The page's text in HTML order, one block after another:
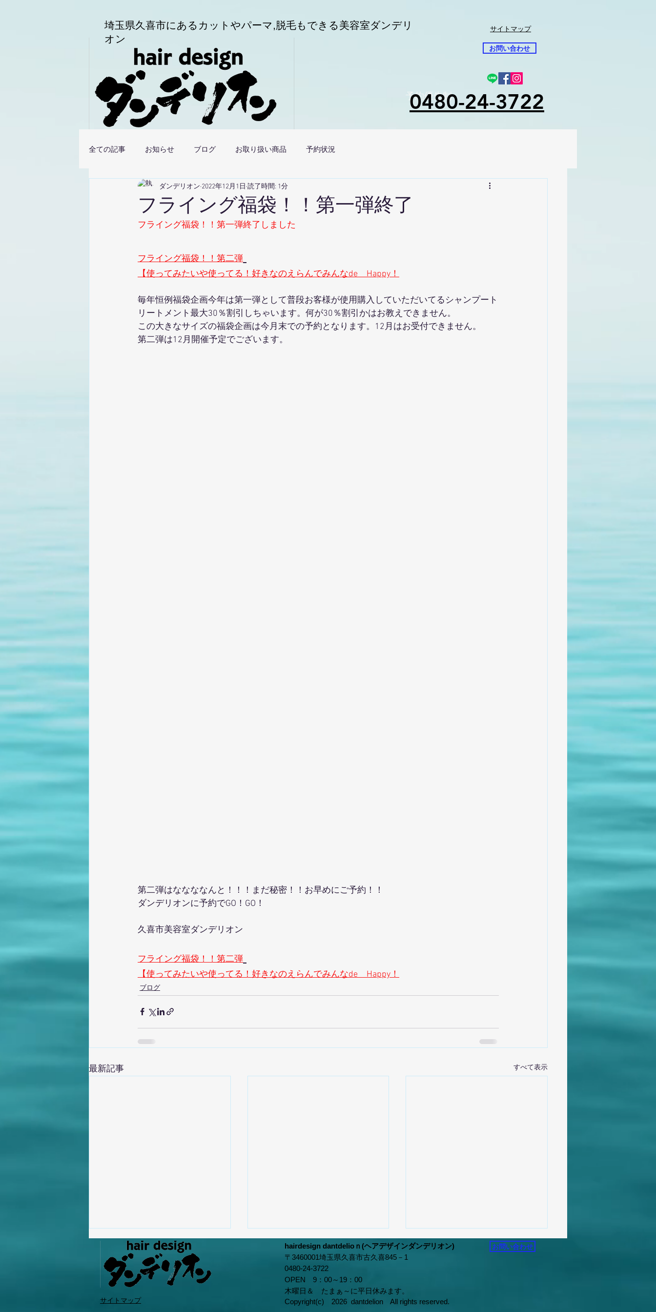
埼玉県久喜市にある カットやパーマ,脱毛もできる美容室ダンデリ
オン
お問い合わせ
予約優先制
0480-24-3722
サイトマップ
全ての記事 お知らせ ブログ お取り扱い商品 予約状況
フライング福袋！！第一弾終了
ダンデリオン 2022年12月1日 読了時間: 1分
フライング福袋！！第一弾終了しました
フライング福袋！！第二弾
【使ってみたいや使ってる！好きなのえらんでみんなde　Happy！
毎年恒例福袋企画今年は第一弾として普段お客様が使用購入していただいてるシャンプート
リートメント最大30％割引しちゃいます。何が30％割引かはお教えできません。
この大きなサイズの福袋企画は今月末での予約となります。12月はお受付できません。
第二弾は12月開催予定でございます。
第二弾はななななんと！！！まだ秘密！！お早めにご予約！！
ダンデリオンに予約でGO！GO！
久喜市美容室ダンデリオン
フライング福袋！！第二弾
【使ってみたいや使ってる！好きなのえらんでみんなde　Happy！
ブログ
最新記事 すべて表示
なんだと思う？！
サイトマップ
hairdesign dantdelioｎ(ヘアデザインダンデリオン)
〒3460001埼玉県久喜市古久喜845－1
0480‐24‐3722
OPEN 9：00～19：00
木曜日＆ たまぁ～に平日休みます。
お問い合わせ
Copyright(c) 2026 dantdelion All rights reserved.